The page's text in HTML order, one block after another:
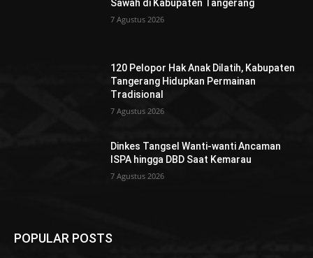
Sawah di Kabupaten Tangerang
7 Agustus 2026
120 Pelopor Hak Anak Dilatih, Kabupaten
Tangerang Hidupkan Permainan
Tradisional
7 Agustus 2026
Dinkes Tangsel Wanti-wanti Ancaman
ISPA hingga DBD Saat Kemarau
7 Agustus 2026
POPULAR POSTS